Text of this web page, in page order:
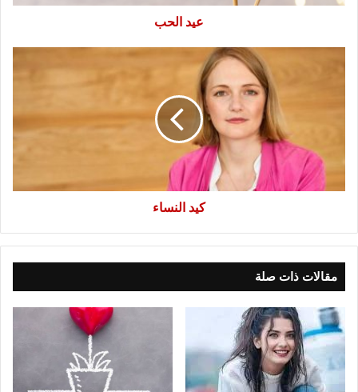
عيد الحب
كيد
كيد النساء
مقالات ذات صلة